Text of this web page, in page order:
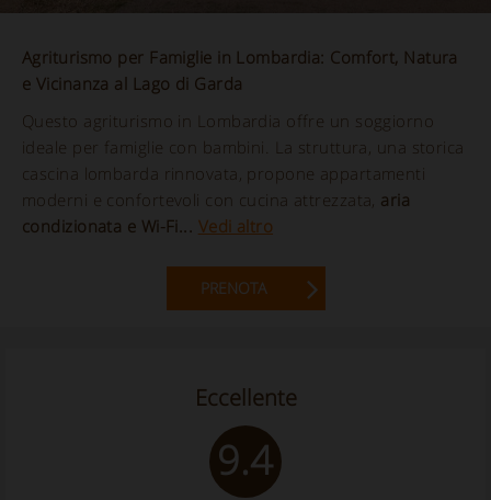
Agriturismo per Famiglie in Lombardia: Comfort, Natura
e Vicinanza al Lago di Garda
Questo agriturismo in Lombardia offre un soggiorno
ideale per famiglie con bambini. La struttura, una storica
cascina lombarda rinnovata, propone appartamenti
moderni e confortevoli con cucina attrezzata, aria
condizionata e Wi-Fi... Vedi altro
PRENOTA
Eccellente
9.4